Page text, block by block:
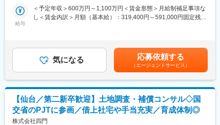
支援します。事業承継・組織再編の実施により顕在化するさまざ
まな経営課題に、公認会計士・税理士・社会保険労務士・司法書
その他、決算支援、財務顧問、組織再編、M&A業務にも携わって
いただくことができます。
実現の中に社会貢献の要素が多い人材が集結。
・「生涯顧客（お客さま）」「チームコンサルティング」「実
行・実現支援」…お客さまの「計画立案ではなく、成功実現」の
ために、共に考え・行動し、チームでお客さまの期待を超える付
給与
＜予定年収＞600万円～1,100万円＜賃金形態＞月給制補足事項な
し＜賃金内訳＞月額（基本給）：319,400円～591,000円固定残業
給与補足＞※給与には30時間分の固定残業代を含む/超過分は全額
支給※経験・能力、現年収など考慮の上、決定いたします■昇給：
年1回■賞与：年2回（2ヶ月×2回）賃金はあくまでも目安の金額で
あり、選考を通じて上下する可能性があります。月給(月額)は固定
手当を含めた表記です。
気になる 応募依頼する
（エージェントサービス）
【仙台／第二新卒歓迎】土地調査・補償コンサル◇国
交省のPJTに参画／借上社宅や手当充実／育成体制◎
株式会社四門